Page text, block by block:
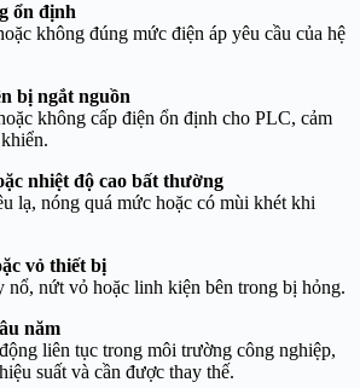
ổn định
không đúng mức điện áp yêu cầu của hệ
bị ngắt nguồn
không cấp điện ổn định cho PLC, cảm
nhiệt độ cao bất thường
lạ, nóng quá mức hoặc có mùi khét khi
vỏ thiết bị
nổ, nứt vỏ hoặc linh kiện bên trong bị hỏng.
năm
liên tục trong môi trường công nghiệp,
suất và cần được thay thế.